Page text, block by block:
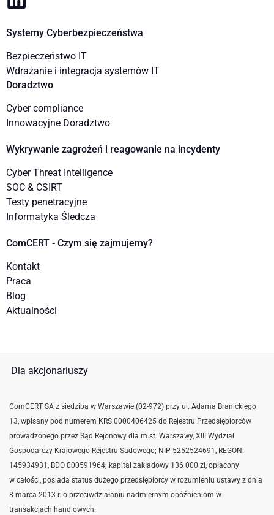
Systemy Cyberbezpieczeństwa
Bezpieczeństwo IT
Wdrażanie i integracja systemów IT
Doradztwo
Cyber compliance
Innowacyjne Doradztwo
Wykrywanie zagrożeń i reagowanie na incydenty
Cyber Threat Intelligence
SOC & CSIRT
Testy penetracyjne
Informatyka Śledcza
ComCERT - Czym się zajmujemy?
Kontakt
Praca
Blog
Aktualności
Dla akcjonariuszy
ComCERT SA z siedzibą w Warszawie (02-972) przy ul. Adama Branickiego
13, wpisany pod numerem KRS 0000406425 do Rejestru Przedsiębiorców
prowadzonego przez Sąd Rejonowy dla m.st. Warszawy, XIII Wydział
Gospodarczy Krajowego Rejestru Sądowego; NIP 5252524691, REGON:
145934931, BDO 000591964; kapitał zakładowy 136 000 zł, opłacony
w całości, posiada status dużego przedsiębiorcy w rozumieniu ustawy z dnia
8 marca 2013 r. o przeciwdziałaniu nadmiernym opóźnieniom w
transakcjach handlowych.